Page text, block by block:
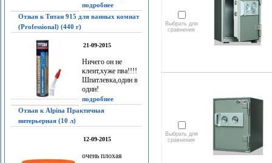
подробнее
Отзыв к Титан 915 для ванных комнат
(Professional) (440 г)
21-09-2015
Ничего он не
клеит,хуже пва!!!!
Шпатлевка,один в
один!
подробнее
Отзыв к Alpina Практичная
интерьерная (10 л)
12-09-2015
очень плохая
Выбрать для
сравнения
Выбрать для
сравнения